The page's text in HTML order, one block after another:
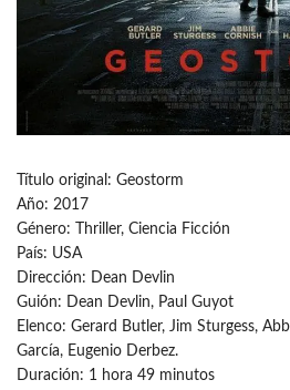
Título original: Geostorm
Año: 2017
Género: Thriller, Ciencia Ficción
País: USA
Dirección: Dean Devlin
Guión: Dean Devlin, Paul Guyot
Elenco: Gerard Butler, Jim Sturgess,
García, Eugenio Derbez.
Duración: 1 hora 49 minutos